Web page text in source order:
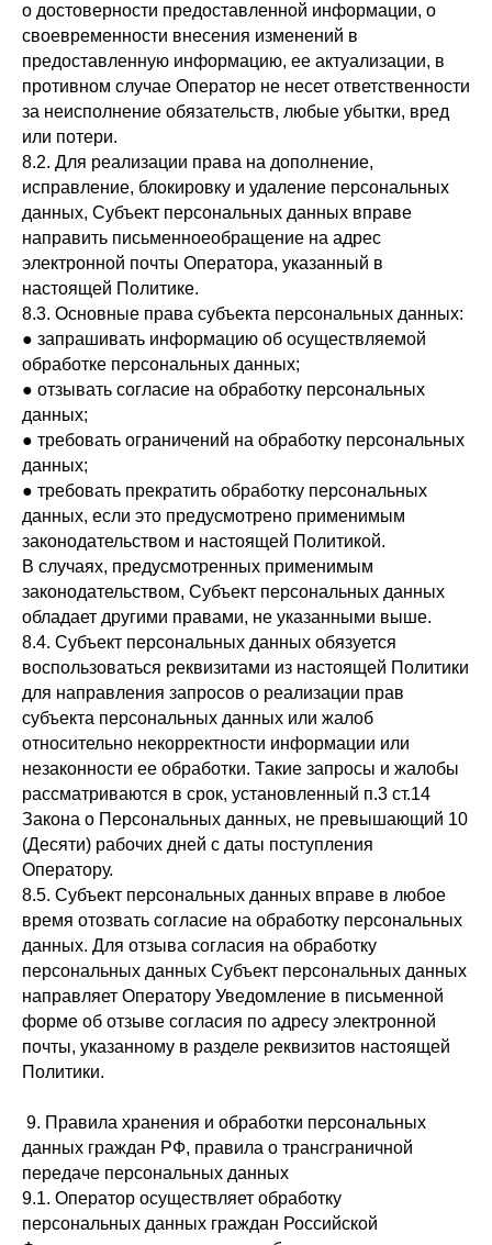
о достоверности предоставленной информации, о
своевременности внесения изменений в
предоставленную информацию, ее актуализации, в
противном случае Оператор не несет ответственности
за неисполнение обязательств, любые убытки, вред
или потери.
8.2. Для реализации права на дополнение,
исправление, блокировку и удаление персональных
данных, Субъект персональных данных вправе
направить письменноеобращение на адрес
электронной почты Оператора, указанный в
настоящей Политике.
8.3. Основные права субъекта персональных данных:
● запрашивать информацию об осуществляемой
обработке персональных данных;
● отзывать согласие на обработку персональных
данных;
● требовать ограничений на обработку персональных
данных;
● требовать прекратить обработку персональных
данных, если это предусмотрено применимым
законодательством и настоящей Политикой.
В случаях, предусмотренных применимым
законодательством, Субъект персональных данных
обладает другими правами, не указанными выше.
8.4. Субъект персональных данных обязуется
воспользоваться реквизитами из настоящей Политики
для направления запросов о реализации прав
субъекта персональных данных или жалоб
относительно некорректности информации или
незаконности ее обработки. Такие запросы и жалобы
рассматриваются в срок, установленный п.3 ст.14
Закона о Персональных данных, не превышающий 10
(Десяти) рабочих дней с даты поступления
Оператору.
8.5. Субъект персональных данных вправе в любое
время отозвать согласие на обработку персональных
данных. Для отзыва согласия на обработку
персональных данных Субъект персональных данных
направляет Оператору Уведомление в письменной
форме об отзыве согласия по адресу электронной
почты, указанному в разделе реквизитов настоящей
Политики.
9. Правила хранения и обработки персональных
данных граждан РФ, правила о трансграничной
передаче персональных данных
9.1. Оператор осуществляет обработку
персональных данных граждан Российской